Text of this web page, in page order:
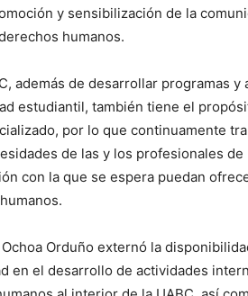
y sensibilización de la
humanos.
además de desarrollar programas y
estudiantil, también tiene el
por lo que continuamente
de las y los profesionales
con la que se espera puedan
Orduño externó la
en el desarrollo de actividades